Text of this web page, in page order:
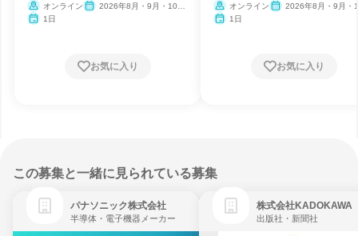
オンライン
2026年8月・9月・10
1日
お気に入り
オンライン
2026年8月・9月・
1日
お気に入り
この募集と一緒に見られている募集
パナソニック株式会社
半導体・電子機器メーカー
株式会社KADOKAWA
出版社・新聞社